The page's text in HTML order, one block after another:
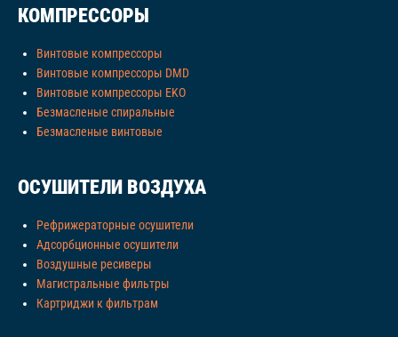
КОМПРЕССОРЫ
Винтовые компрессоры
Винтовые компрессоры DMD
Винтовые компрессоры EKO
Безмасленые спиральные
Безмасленые винтовые
ОСУШИТЕЛИ ВОЗДУХА
Рефрижераторные осушители
Адсорбционные осушители
Воздушные ресиверы
Магистральные фильтры
Картриджи к фильтрам